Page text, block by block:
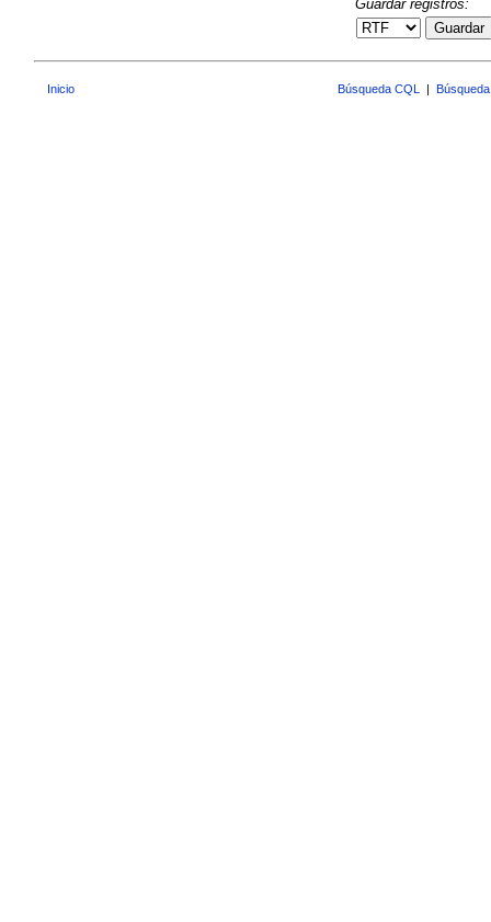
Guardar registros:
Guardar
Inicio Búsqueda CQL